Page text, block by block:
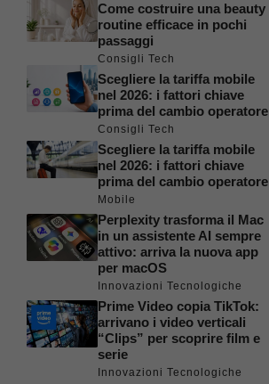
Come costruire una beauty
routine efficace in pochi
passaggi
Consigli Tech
Scegliere la tariffa mobile
nel 2026: i fattori chiave
prima del cambio operatore
Consigli Tech
Scegliere la tariffa mobile
nel 2026: i fattori chiave
prima del cambio operatore
Mobile
Perplexity trasforma il Mac
in un assistente AI sempre
attivo: arriva la nuova app
per macOS
Innovazioni Tecnologiche
Prime Video copia TikTok:
arrivano i video verticali
“Clips” per scoprire film e
serie
Innovazioni Tecnologiche